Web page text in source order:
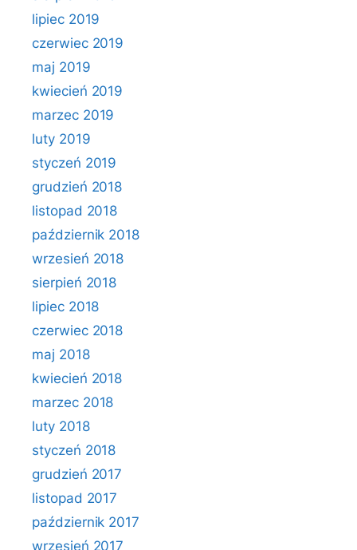
lipiec 2019
czerwiec 2019
maj 2019
kwiecień 2019
marzec 2019
luty 2019
styczeń 2019
grudzień 2018
listopad 2018
październik 2018
wrzesień 2018
sierpień 2018
lipiec 2018
czerwiec 2018
maj 2018
kwiecień 2018
marzec 2018
luty 2018
styczeń 2018
grudzień 2017
listopad 2017
październik 2017
wrzesień 2017